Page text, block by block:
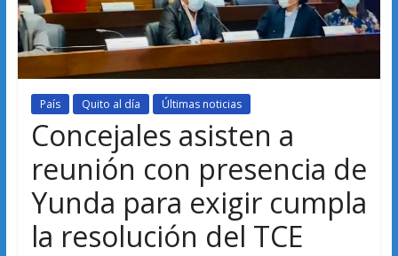
País Quito al día Últimas noticias
Concejales asisten a
reunión con presencia de
Yunda para exigir cumpla
la resolución del TCE